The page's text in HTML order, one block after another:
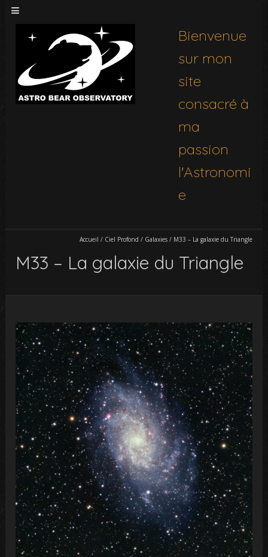
Bienvenue
sur mon
site
consacré à
ma
passion
l'Astronomi
e
Accueil / Ciel Profond / Galaxies/ M33 – La galaxie du Triangle
M33 – La galaxie du Triangle